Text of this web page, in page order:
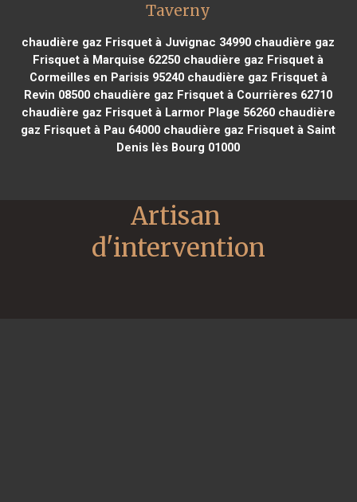
Taverny
chaudière gaz Frisquet à Juvignac 34990 chaudière gaz
Frisquet à Marquise 62250 chaudière gaz Frisquet à
Cormeilles en Parisis 95240chaudière gaz Frisquet à
Revin 08500 chaudière gaz Frisquet à Courrières 62710
chaudière gaz Frisquet à Larmor Plage 56260chaudière
gaz Frisquet à Pau 64000 chaudière gaz Frisquet à Saint
Denis lès Bourg 01000
Artisan
d'intervention